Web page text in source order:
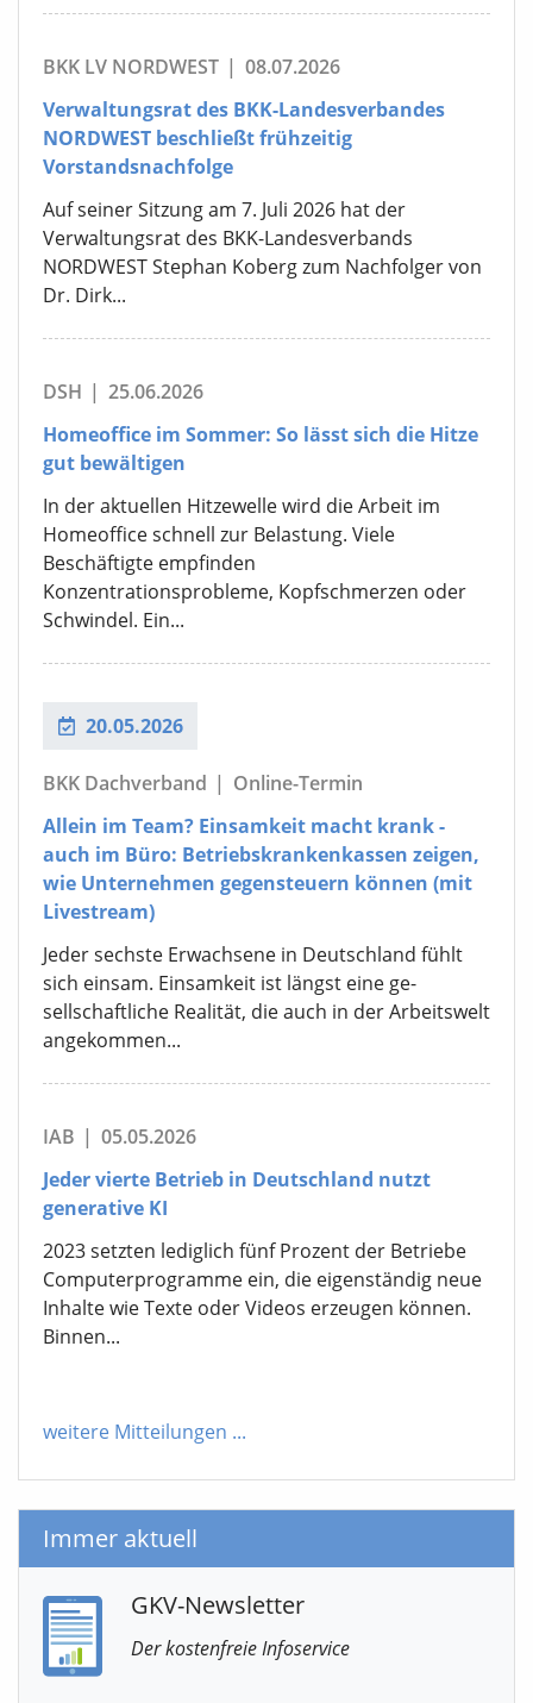
BKK LV NORDWEST | 08.07.2026
Verwaltungsrat des BKK-Landesverbandes
NORDWEST beschließt frühzeitig
Vorstandsnachfolge
Auf seiner Sitzung am 7. Juli 2026 hat der
Verwaltungsrat des BKK-Landesverbands
NORDWEST Stephan Koberg zum Nachfolger von
Dr. Dirk...
DSH | 25.06.2026
Homeoffice im Sommer: So lässt sich die Hitze
gut bewältigen
In der aktuellen Hitzewelle wird die Arbeit im
Homeoffice schnell zur Belastung. Viele
Beschäftigte empfinden
Konzentrationsprobleme, Kopfschmerzen oder
Schwindel. Ein...
20.05.2026
BKK Dachverband | Online-Termin
Allein im Team? Einsamkeit macht krank -
auch im Büro: Betriebskrankenkassen zeigen,
wie Unternehmen gegensteuern können (mit
Livestream)
Jeder sechste Erwachsene in Deutschland fühlt
sich einsam. Einsamkeit ist längst eine ge-
sellschaftliche Realität, die auch in der Arbeitswelt
angekommen...
IAB | 05.05.2026
Jeder vierte Betrieb in Deutschland nutzt
generative KI
2023 setzten lediglich fünf Prozent der Betriebe
Computerprogramme ein, die eigenständig neue
Inhalte wie Texte oder Videos erzeugen können.
Binnen...
weitere Mitteilungen ...
Immer aktuell
GKV-Newsletter
Der kostenfreie Infoservice